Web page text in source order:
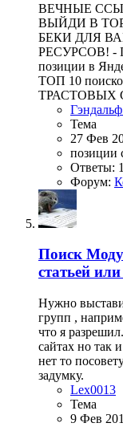
ВЕЧНЫЕ
ВЫЙДИ В
БЕКИ ДЛЯ
РЕСУРСОВ! -
позиции в
ТОП 10
ТРАСТОВЫХ
Тема
27 Фев
позиции
Ответы:
Форум:
Поиск
статьей
Нужно
групп ,
что я
сайтах но так
нет то
задумку.
Lex0013
Тема
9 Фев